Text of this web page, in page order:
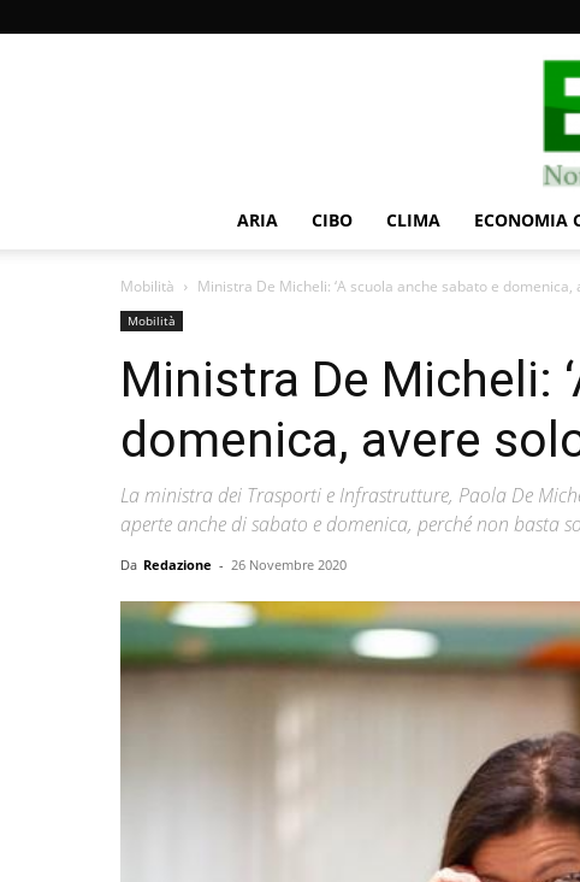
ARIA CIBO CLIMA ECONOMIA
Mobilità Ministra De Micheli: ‘A scuola anche sabato e domenica,
Mobilità
Ministra De Micheli:
domenica, avere
La ministra dei Trasporti e Infrastrutture, Paola De
aperte anche di sabato e domenica, perché non basta
Da Redazione - 26 Novembre 2020